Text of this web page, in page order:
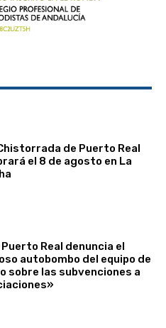
de Puerto Real
el 8 de agosto en La
Puerto Real denuncia el
autobombo del equipo de
sobre las subvenciones a